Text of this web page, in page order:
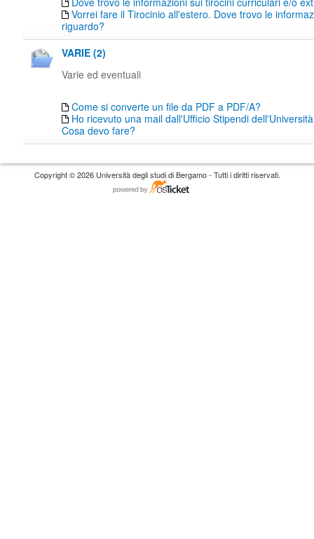
Vorrei fare il Tirocinio all'estero. Dove trovo le
riguardo?
VARIE (2)
Varie ed eventuali
Come si converte un file da PDF a PDF/A?
Ho ricevuto una mail dall'Ufficio Stipendi
Cosa devo fare?
Copyright © 2026 Università degli studi di Bergamo - Tutti i diritti riservati.